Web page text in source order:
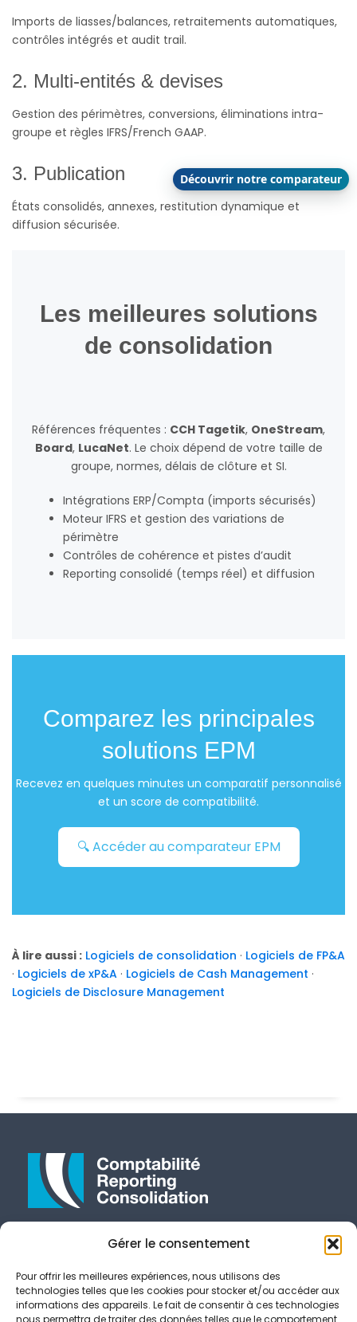
Gérer le consentement
Pour offrir les meilleures expériences, nous utilisons des
technologies telles que les cookies pour stocker et/ou accéder aux
informations des appareils. Le fait de consentir à ces technologies
nous permettra de traiter des données telles que le comportement
Imports de liasses/balances, retraitements automatiques,
contrôles intégrés et audit trail.
2. Multi-entités & devises
Gestion des périmètres, conversions, éliminations intra-
groupe et règles IFRS/French GAAP.
3. Publication
États consolidés, annexes, restitution dynamique et
diffusion sécurisée.
Les meilleures solutions
de consolidation
Références fréquentes : CCH Tagetik, OneStream,
Board, LucaNet. Le choix dépend de votre taille de
groupe, normes, délais de clôture et SI.
Intégrations ERP/Compta (imports sécurisés)
Moteur IFRS et gestion des variations de
périmètre
Contrôles de cohérence et pistes d’audit
Reporting consolidé (temps réel) et diffusion
Comparez les principales
solutions EPM
Recevez en quelques minutes un comparatif personnalisé
et un score de compatibilité.
🔍 Accéder au comparateur EPM
À lire aussi : Logiciels de consolidation · Logiciels de FP&A
· Logiciels de xP&A · Logiciels de Cash Management ·
Logiciels de Disclosure Management
Découvrir notre comparateur